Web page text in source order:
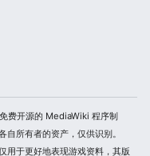
费开源的 MediaWiki 程序制
所有者的资产，仅供识别。
用于更好地表现游戏资料，其版